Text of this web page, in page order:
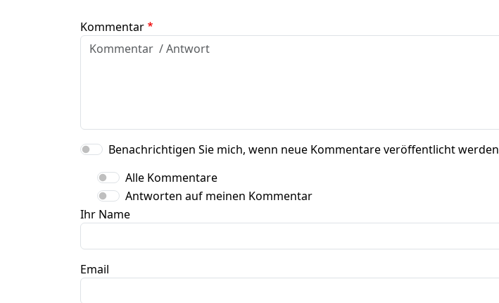
Kommentar
Benachrichtigen Sie mich, wenn neue Kommentare veröffentlicht werden
Alle Kommentare
Antworten auf meinen Kommentar
Ihr Name
Email